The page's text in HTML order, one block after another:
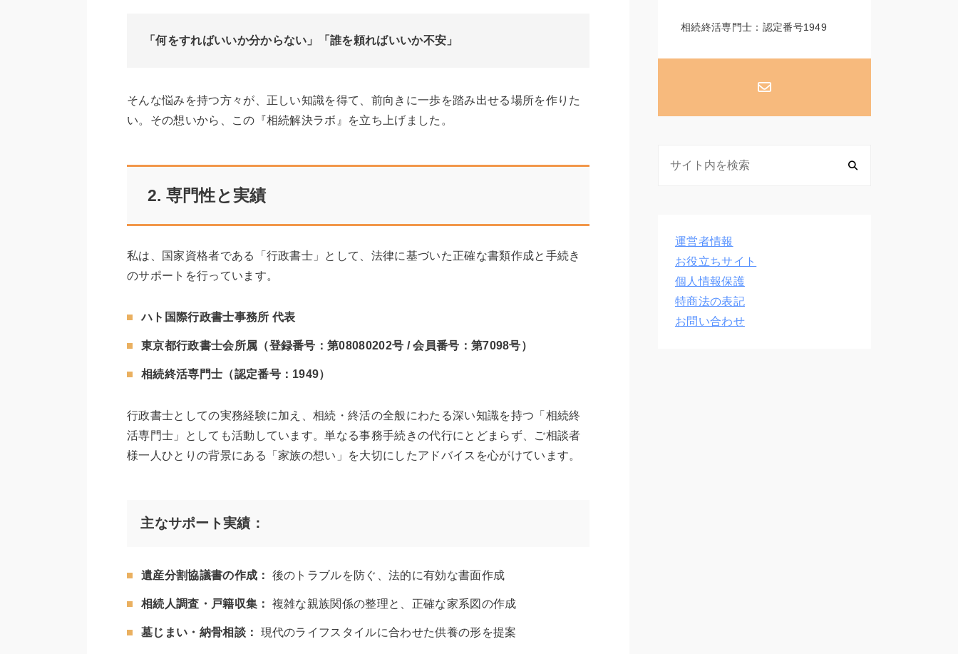
「何をすればいいか分からない」「誰を頼ればいいか不安」
そんな悩みを持つ方々が、正しい知識を得て、前向きに一歩を踏み出せる場所を作りた
い。その想いから、この『相続解決ラボ』を立ち上げました。
2. 専門性と実績
私は、国家資格者である「行政書士」として、法律に基づいた正確な書類作成と手続き
のサポートを行っています。
ハト国際行政書士事務所 代表
東京都行政書士会所属（登録番号：第08080202号 / 会員番号：第7098号）
相続終活専門士（認定番号：1949）
行政書士としての実務経験に加え、相続・終活の全般にわたる深い知識を持つ「相続終
活専門士」としても活動しています。単なる事務手続きの代行にとどまらず、ご相談者
様一人ひとりの背景にある「家族の想い」を大切にしたアドバイスを心がけています。
主なサポート実績：
遺産分割協議書の作成： 後のトラブルを防ぐ、法的に有効な書面作成
相続人調査・戸籍収集： 複雑な親族関係の整理と、正確な家系図の作成
墓じまい・納骨相談： 現代のライフスタイルに合わせた供養の形を提案
相続終活専門士：認定番号1949
運営者情報
お役立ちサイト
個人情報保護
特商法の表記
お問い合わせ